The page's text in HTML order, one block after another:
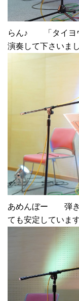
らん♪ 「タイヨウ
演奏して下さいまし
あめんぼー 弾き
ても安定しています